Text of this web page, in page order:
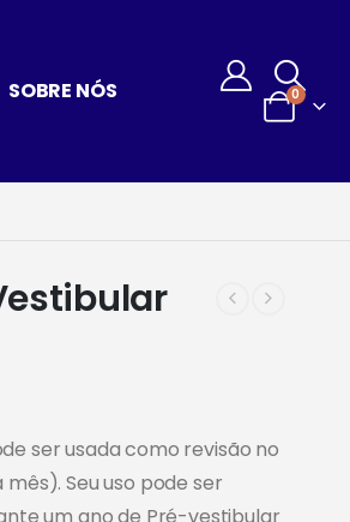
SOBRE NÓS 0
ser usada como revisão no
Seu uso pode ser